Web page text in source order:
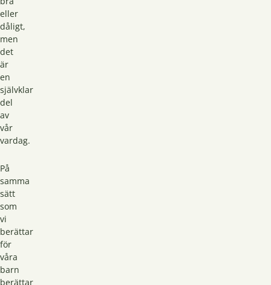
eller
dåligt,
men
det
är
en
självklar
del
av
vår
vardag.
På
samma
sätt
som
vi
berättar
för
våra
barn
berättar